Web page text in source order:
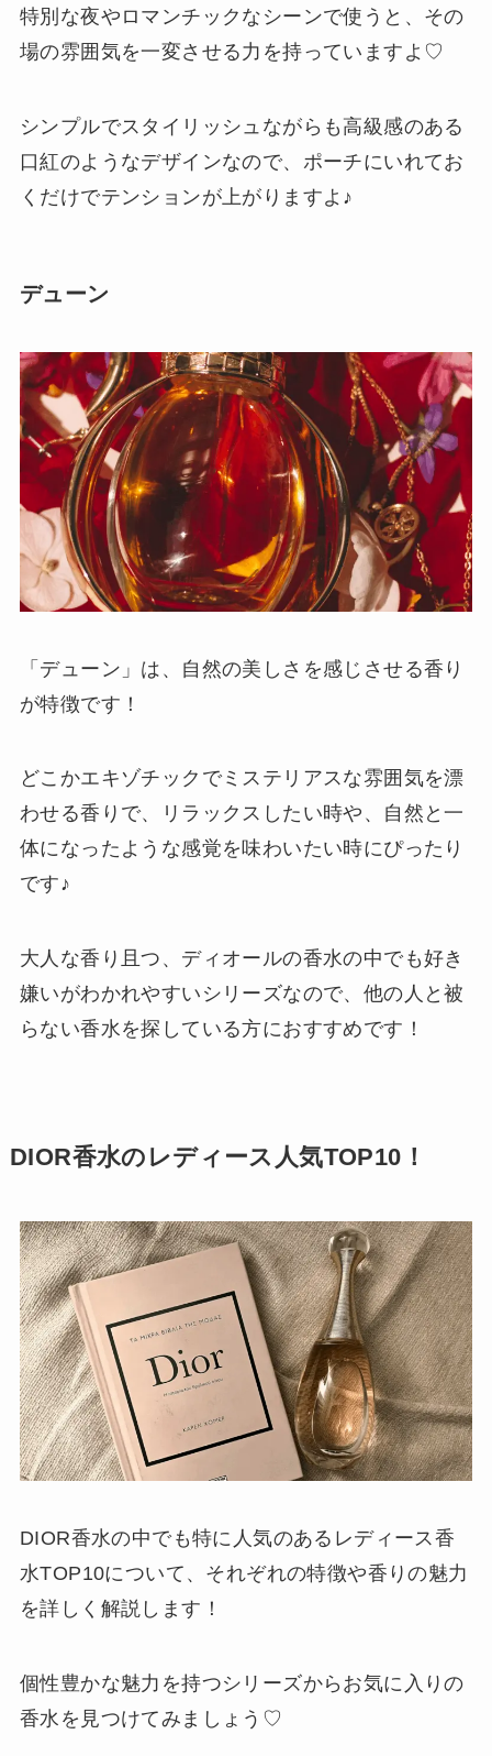
特別な夜やロマンチックなシーンで使うと、その
場の雰囲気を一変させる力を持っていますよ♡
シンプルでスタイリッシュながらも高級感のある
口紅のようなデザインなので、ポーチにいれてお
くだけでテンションが上がりますよ♪
デューン
「デューン」は、自然の美しさを感じさせる香り
が特徴です！
どこかエキゾチックでミステリアスな雰囲気を漂
わせる香りで、リラックスしたい時や、自然と一
体になったような感覚を味わいたい時にぴったり
です♪
大人な香り且つ、ディオールの香水の中でも好き
嫌いがわかれやすいシリーズなので、他の人と被
らない香水を探している方におすすめです！
DIOR香水のレディース人気TOP10！
DIOR香水の中でも特に人気のあるレディース香
水TOP10について、それぞれの特徴や香りの魅力
を詳しく解説します！
個性豊かな魅力を持つシリーズからお気に入りの
香水を見つけてみましょう♡